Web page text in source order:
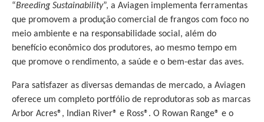
“Breeding Sustainability”, a Aviagen implementa ferramentas
que promovem a produção comercial de frangos com foco no
meio ambiente e na responsabilidade social, além do
benefício econômico dos produtores, ao mesmo tempo em
que promove o rendimento, a saúde e o bem-estar das aves.
Para satisfazer as diversas demandas de mercado, a Aviagen
oferece um completo portfólio de reprodutoras sob as marcas
Arbor Acres®, Indian River® e Ross®. O Rowan Range® e o